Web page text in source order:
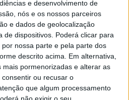
e desenvolvimento de
nós e os nossos parceiros
e dados de geolocalização
de dispositivos. Poderá clicar para
nossa parte e pela parte dos
descrito acima. Em alternativa,
pormenorizadas e alterar as
ou recusar o
que algum processamento
não exigir o seu